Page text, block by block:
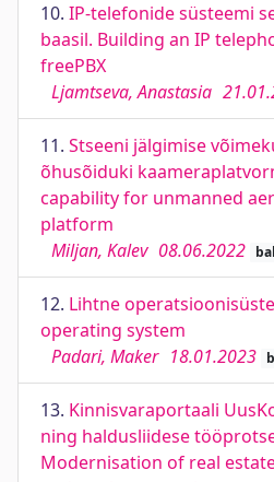
10. IP-telefonide süsteemi
baasil. Building an IP
freePBX
Ljamtseva, Anastasia
11. Stseeni jälgimise
õhusõiduki
capability for unmanned
platform
Miljan, Kalev 08.06.2022
12. Lihtne
operating system
Padari, Maker 18.01.2023
13. Kinnisvaraportaali
ning haldusliidese
Modernisation of real